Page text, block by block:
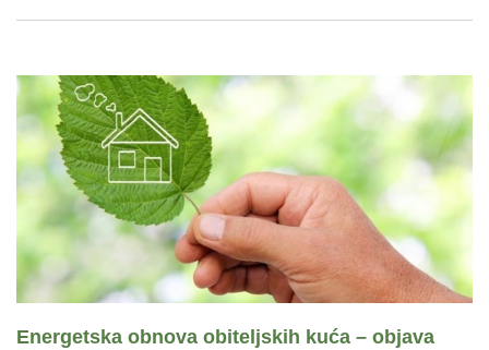
Energetska obnova obiteljskih kuća – objava